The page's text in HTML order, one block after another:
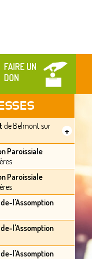
FAIRE UN
DON
de Belmont sur
+
Paroissiale
Paroissiale
l'Assomption
l'Assomption
l'Assomption